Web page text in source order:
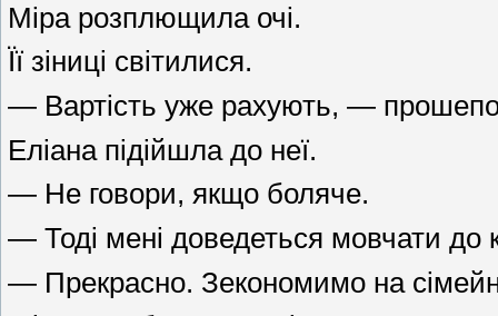
Міра розплющила очі.
Її зіниці світилися.
— Вартість уже рахують, —
Еліана підійшла до неї.
— Не говори, якщо боляче.
— Тоді мені доведеться мовчати до
— Прекрасно. Зекономимо на